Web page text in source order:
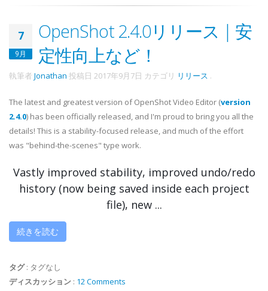
7
9月
OpenShot 2.4.0リリース | 安
定性向上など！
執筆者 Jonathan 投稿日 2017年9月7日 カテゴリ リリース .
The latest and greatest version of OpenShot Video Editor (version
2.4.0) has been officially released, and I'm proud to bring you all the
details! This is a stability-focused release, and much of the effort
was "behind-the-scenes" type work.
Vastly improved stability, improved undo/redo
history (now being saved inside each project
file), new ...
続きを読む
タグ: タグなし
ディスカッション : 12 Comments